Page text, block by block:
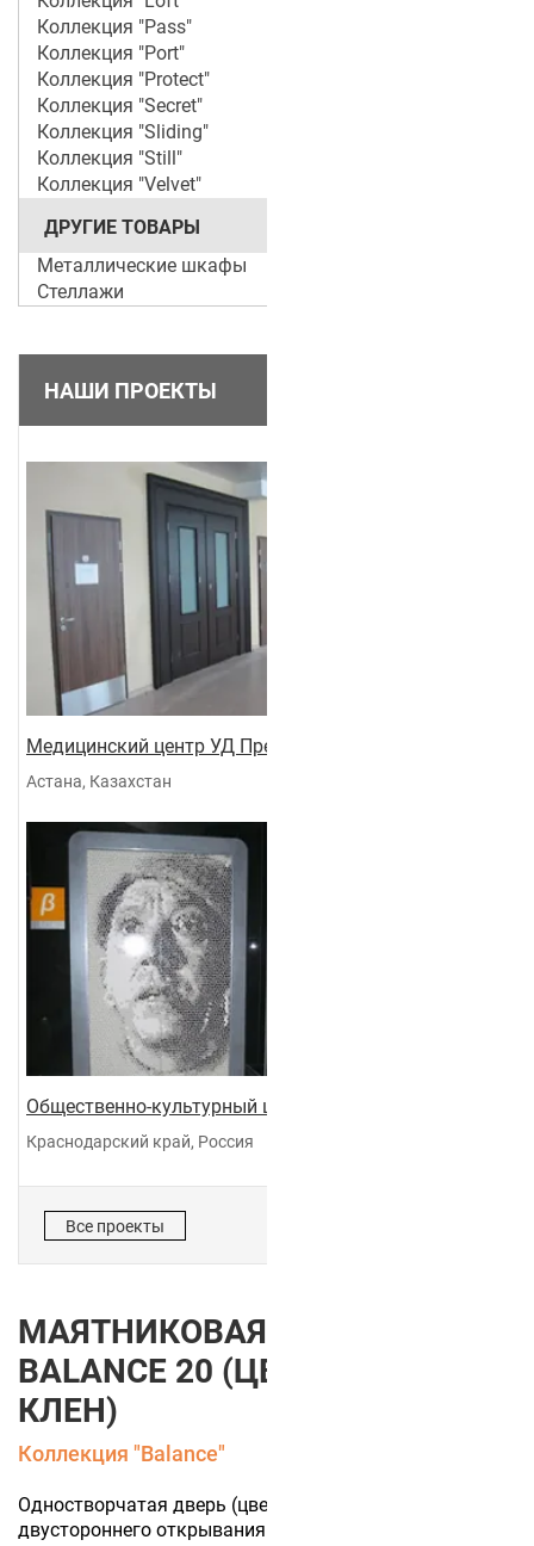
Коллекция "Pass"
Коллекция "Port"
Коллекция "Protect"
Коллекция "Secret"
Коллекция "Sliding"
Коллекция "Still"
Коллекция "Velvet"
ДРУГИЕ ТОВАРЫ
Металлические шкафы
Стеллажи
НАШИ ПРОЕКТЫ
Медицинский центр УД Президента
Астана, Казахстан
Общественно-культурный центр "Галактика"
Краснодарский край, Россия
Все проекты
МАЯТНИКОВАЯ ДВЕРЬ
BALANCE 20 (ЦВЕТ ПОЛОТНА
КЛЕН)
Коллекция "Balance"
Одностворчатая дверь (цвет полотна Клен)
двустороннего открывания с круглым стеклом и